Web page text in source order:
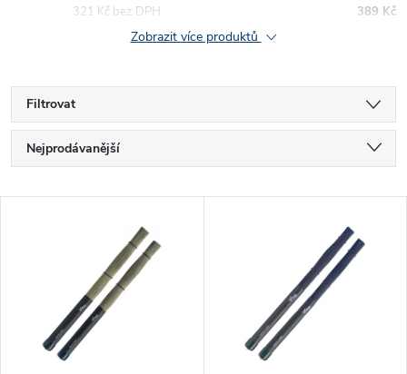
389 Kč
321 Kč bez DPH
Zobrazit více produktů
Filtrovat
Ř
a
Nejprodávanější